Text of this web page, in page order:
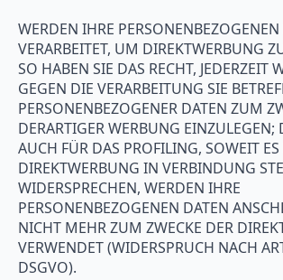
WERDEN IHRE PERSONENBEZOGENEN
VERARBEITET, UM DIREKTWERBUNG
SO HABEN SIE DAS RECHT, JEDERZEIT
GEGEN DIE VERARBEITUNG SIE
PERSONENBEZOGENER DATEN ZUM
DERARTIGER WERBUNG EINZULEGEN;
AUCH FÜR DAS PROFILING, SOWEIT
DIREKTWERBUNG IN VERBINDUNG
WIDERSPRECHEN, WERDEN IHRE
PERSONENBEZOGENEN DATEN
NICHT MEHR ZUM ZWECKE DER
VERWENDET (WIDERSPRUCH NACH
DSGVO).